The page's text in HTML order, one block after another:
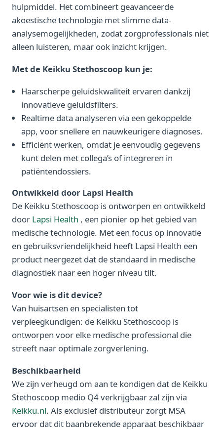
hulpmiddel. Het combineert geavanceerde
akoestische technologie met slimme data-
analysemogelijkheden, zodat zorgprofessionals niet
alleen luisteren, maar ook inzicht krijgen.
Met de Keikku Stethoscoop kun je:
Haarscherpe geluidskwaliteit ervaren dankzij
innovatieve geluidsfilters.
Realtime data analyseren via een gekoppelde
app, voor snellere en nauwkeurigere diagnoses.
Efficiënt werken, omdat je eenvoudig gegevens
kunt delen met collega’s of integreren in
patiëntendossiers.
Ontwikkeld door Lapsi Health
De Keikku Stethoscoop is ontworpen en ontwikkeld
door Lapsi Health , een pionier op het gebied van
medische technologie. Met een focus op innovatie
en gebruiksvriendelijkheid heeft Lapsi Health een
product neergezet dat de standaard in medische
diagnostiek naar een hoger niveau tilt.
Voor wie is dit device?
Van huisartsen en specialisten tot
verpleegkundigen: de Keikku Stethoscoop is
ontworpen voor elke medische professional die
streeft naar optimale zorgverlening.
Beschikbaarheid
We zijn verheugd om aan te kondigen dat de Keikku
Stethoscoop medio Q4 verkrijgbaar zal zijn via
Keikku.nl. Als exclusief distributeur zorgt MSA
ervoor dat dit baanbrekende apparaat beschikbaar